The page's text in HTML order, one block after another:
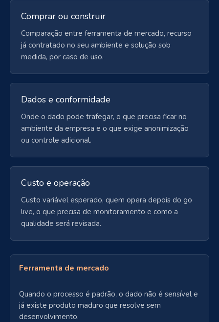
Comprar ou construir
Comparação entre ferramenta de mercado, recurso
já contratado no seu ambiente e solução sob
medida, por caso de uso.
Dados e conformidade
Onde o dado pode trafegar, o que precisa ficar no
ambiente da empresa e o que exige anonimização
ou controle adicional.
Custo e operação
Custo variável esperado, quem opera depois do go
live, o que precisa de monitoramento e como a
qualidade será revisada.
Ferramenta de mercado
Quando o processo é padrão, o dado não é sensível e
já existe produto maduro que resolve sem
desenvolvimento.